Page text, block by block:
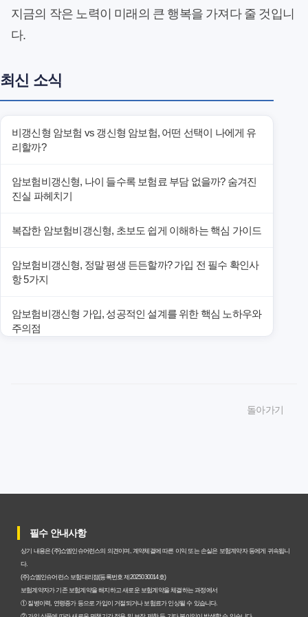
지금의 작은 노력이 미래의 큰 행복을 가져다 줄 것입니
다.
최신 소식
비갱신형 암보험 vs 갱신형 암보험, 어떤 선택이 나에게 유
리할까?
암보험비갱신형, 나이 들수록 보험료 부담 없을까? 숨겨진
진실 파헤치기
복잡한 암보험비갱신형, 초보도 쉽게 이해하는 핵심 가이드
암보험비갱신형, 정말 평생 든든할까? 가입 전 필수 확인사
항 5가지
암보험비갱신형 가입, 성공적인 설계를 위한 핵심 노하우와
주의점
갱신형 암보험과 비갱신형, 어떤 차이가 있을까? 내게 맞는
암보험비갱신형, 평생 고정 보험료의 숨겨진 가치와 현명한
선택 기준
암보험 비갱신형, 왜 지금 선택해야 할까요? 미래 보험료 걱
정 끝내는 방법
돌아가기
필수 안내사항
상기 내용은 (주)쇼엠인슈어런스의 의견이며, 계약체결에 따른 이익 또는 손실은 보험계약자 등에게 귀속됩니
다.
(주)쇼엠인슈어런스 보험대리점(등록번호 제2025030014호)
보험계약자가 기존 보험계약을 해지하고 새로운 보험계약을 체결하는 과정에서
① 질병이력, 연령증가 등으로 가입이 거절되거나 보험료가 인상될 수 있습니다.